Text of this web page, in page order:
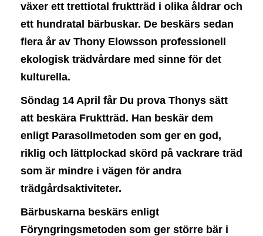
växer ett trettiotal fruktträd i olika åldrar och
ett hundratal bärbuskar. De beskärs sedan
flera år av Thony Elowsson professionell
ekologisk trädvårdare med sinne för det
kulturella.
Söndag 14 April får Du prova Thonys sätt
att beskära Fruktträd. Han beskär dem
enligt Parasoll metoden som ger en god,
riklig och lättplockad skörd på vackrare träd
som är mindre i vägen för andra
trädgårdsaktiviteter.
Bärbuskarna beskärs enligt
Föryngringsmetoden som ger större bär i